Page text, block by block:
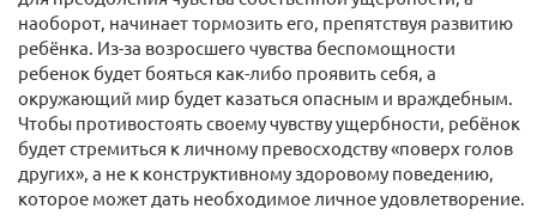
наоборот, начинает тормозить его, препятствуя развитию
ребёнка. Из-за возросшего чувства беспомощности
ребенок будет бояться как-либо проявить себя, а
окружающий мир будет казаться опасным и враждебным.
Чтобы противостоять своему чувству ущербности, ребёнок
будет стремиться к личному превосходству «поверх голов
других», а не к конструктивному здоровому поведению,
которое может дать необходимое личное удовлетворение.